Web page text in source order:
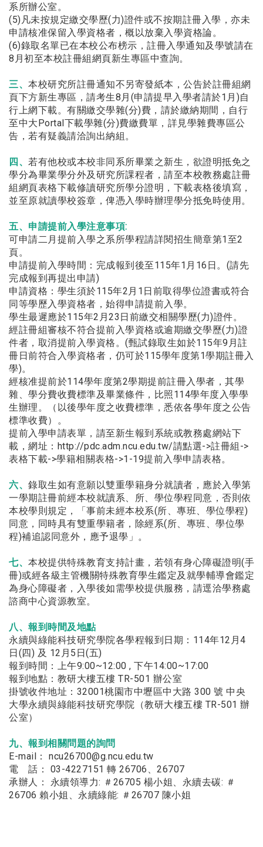
系所辦公室。
(5)凡未按規定繳交學歷(⼒)證件或不按期註冊⼊學，亦未
申請核准保留⼊學資格者，概以放棄⼊學資格論。
(6)錄取名單已在本校公布榜⽰，註冊⼊學通知及學號請在
8⽉初⾄本校註冊組網⾴新⽣專區中查詢。
三、 本校研究所註冊通知不另寄發紙本，公告於註冊組網
頁下方新生專區，請考生8月(申請提早入學者請於1月)自
行上網下載。有關繳交學雜(分)費，請於繳納期間，自行
至中大Portal下載學雜(分)費繳費單，詳見學雜費專區公
告，若有疑義請洽詢出納組。
四、 若有他校或本校非同系所畢業之新生，欲證明抵免之
學分為畢業學分外及研究所課程者，請至本校教務處註冊
組網頁表格下載修讀研究所學分證明，下載表格後填寫，
並至原就讀學校簽章，俾憑入學時辦理學分抵免時使用。
五、申請提前入學注意事項:
可申請二月提前入學之系所學程請詳閱招生簡章第1至2
頁。
申請提前入學時間：完成報到後至115年1月16日。(請先
完成報到再提出申請)
申請資格：學生須於115年2月1日前取得學位證書或符合
同等學歷入學資格者，始得申請提前入學。
學生最遲應於115年2月23日前繳交相關學歷(力)證件。
經註冊組審核不符合提前入學資格或逾期繳交學歷(力)證
件者，取消提前入學資格。(甄試錄取生如於115年9月註
冊日前符合入學資格者，仍可於115學年度第1學期註冊入
學)。
經核准提前於114學年度第2學期提前註冊入學者，其學
雜、學分費收費標準及畢業條件，比照114學年度入學學
生辦理。（以後學年度之收費標準，悉依各學年度之公告
標準收費）。
提前入學申請表單，請至新生報到系統或教務處網站下
載，網址：http://pdc.adm.ncu.edu.tw/請點選->註冊組->
表格下載->學籍相關表格->1-19提前入學申請表格。
六、 錄取生如有意願以雙重學籍身分就讀者，應於入學第
一學期註冊前經本校就讀系、所、學位學程同意，否則依
本校學則規定，「事前未經本校系(所、專班、學位學程)
同意，同時具有雙重學籍者，除經系(所、專班、學位學
程)補追認同意外，應予退學」。
七、 本校提供特殊教育支持計畫，若領有身心障礙證明(手
冊)或經各級主管機關特殊教育學生鑑定及就學輔導會鑑定
為身心障礙者，入學後如需學校提供服務，請逕洽學務處
諮商中心資源教室。
八、報到時間及地點
永續與綠能科技研究學院各學程報到日期：114年12月4
日(四) 及 12月5日(五)
報到時間：上午9:00~12:00 , 下午14:00~17:00
報到地點：教研大樓五樓 TR-501 辦公室
掛號收件地址：32001桃園市中壢區中大路 300 號 中央
大學永續與綠能科技研究學院（教研大樓五樓 TR-501 辦
公室）
九、報到相關問題的詢問
E-mail： ncu26700@g.ncu.edu.tw
電 話： 03-4227151 轉 26706、26707
承辦人： 永續領導力: ＃26705 楊小姐、永續去碳: ＃
26706 賴小姐、永續綠能: ＃26707 陳小姐